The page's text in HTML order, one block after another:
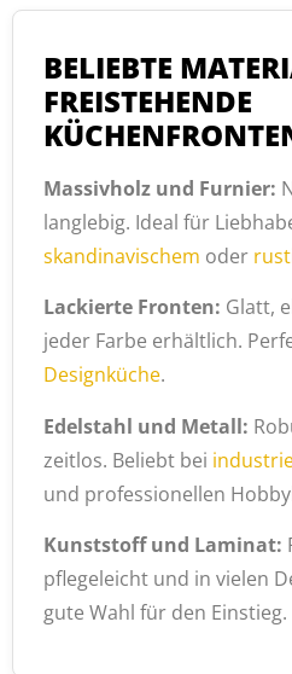
BELIEBTE
FREISTEHENDE
Massivholz und Furnier:
langlebig. Ideal für
skandinavischem oder
Lackierte Fronten: Glatt,
jeder Farbe erhältlich.
Designküche.
Edelstahl und Metall:
zeitlos. Beliebt bei
und professionellen
Kunststoff und Laminat:
pflegeleicht und in vielen
gute Wahl für den Einstieg.